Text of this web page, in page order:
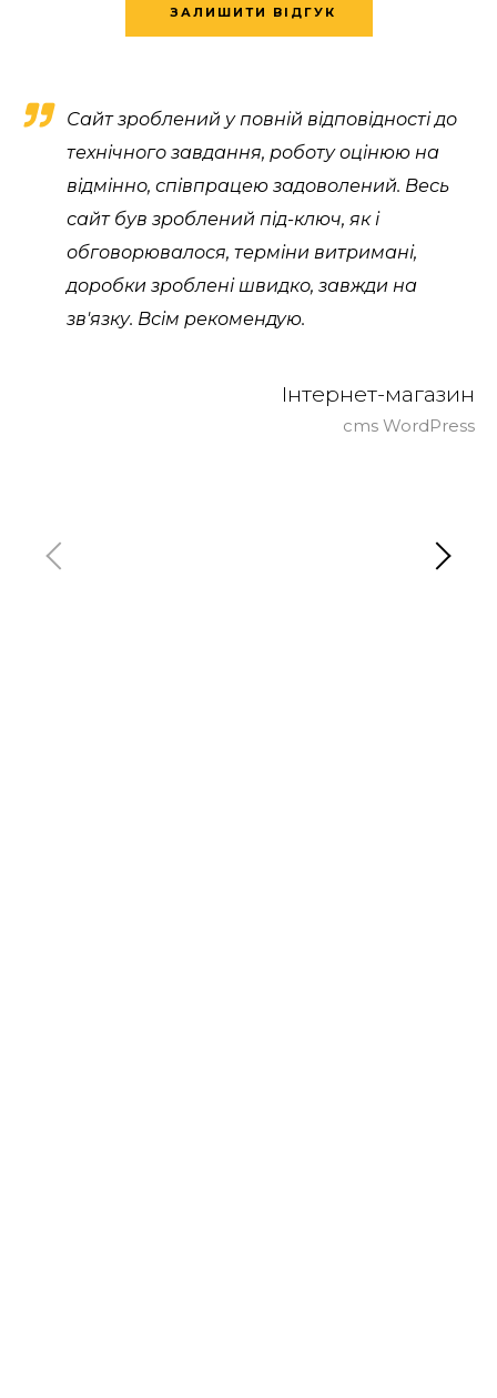
ЗАЛИШИТИ ВІДГУК
Сайт зроблений у повній відповідності до
технічного завдання, роботу оцінюю на
відмінно, співпрацею задоволений. Весь
сайт був зроблений під-ключ, як і
обговорювалося, терміни витримані,
доробки зроблені швидко, завжди на
зв'язку. Всім рекомендую.
Інтернет-магазин
cms WordPress